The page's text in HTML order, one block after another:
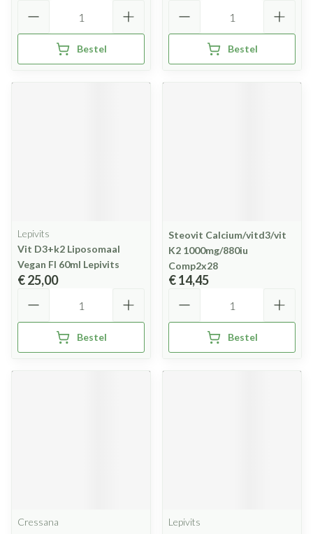
Bestel Bestel
Lepivits
Vit D3+k2 Liposomaal
Vegan Fl 60ml Lepivits
€ 25,00
Bestel
Steovit Calcium/vitd3/vit
K2 1000mg/880iu
Comp2x28
€ 14,45
Bestel
Cressana
Lepivits